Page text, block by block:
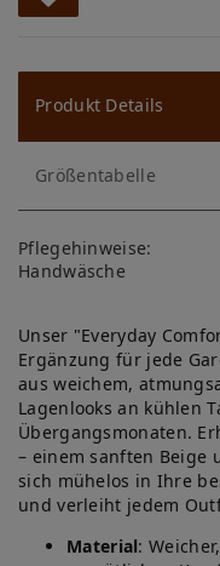
W
u
ns
ch
lis
te
Produkt Details
Größentabelle
Pflegehinweise:
Handwäsche
Unser "Everyday
Ergänzung für jede
aus weichem,
Lagenlooks an kühlen
Übergangsmonaten.
– einem sanften Beige
sich mühelos in Ihre
und verleiht jedem
Material: